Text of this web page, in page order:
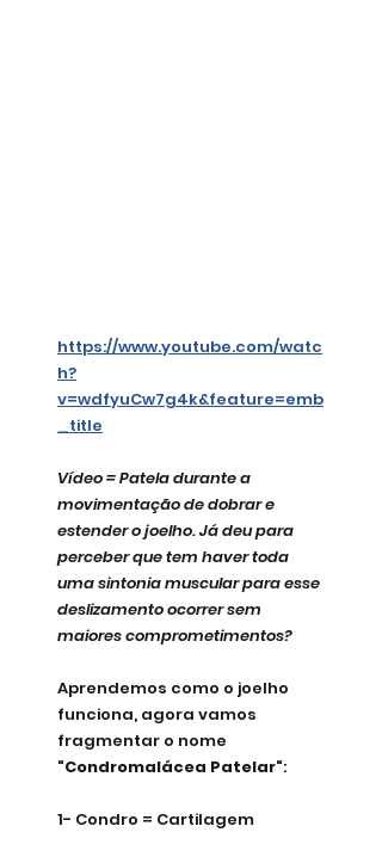
https://www.youtube.com/watc
h?
v=wdfyuCw7g4k&feature=emb
_title
Vídeo = Patela durante a
movimentação de dobrar e
estender o joelho. Já deu para
perceber que tem haver toda
uma sintonia muscular para esse
deslizamento ocorrer sem
maiores comprometimentos?
Aprendemos como o joelho
funciona, agora vamos
fragmentar o nome
"Condromalácea Patelar":
1- Condro = Cartilagem